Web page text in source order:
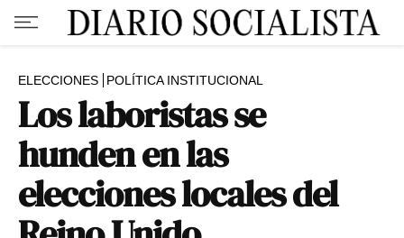
ELECCIONES POLÍTICA INSTITUCIONAL
Los laboristas se
hunden en las
elecciones locales del